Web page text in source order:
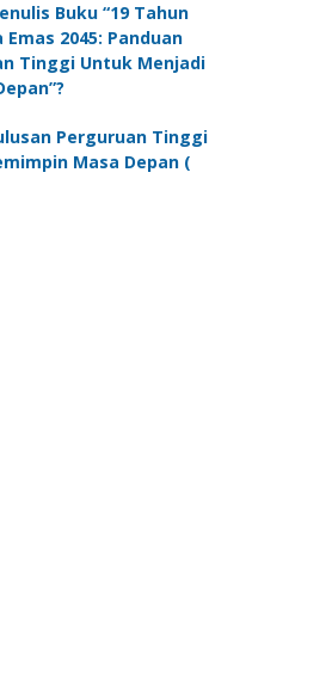
Buku “19 Tahun
2045: Panduan
Tinggi Untuk Menjadi
Perguruan Tinggi
Masa Depan (